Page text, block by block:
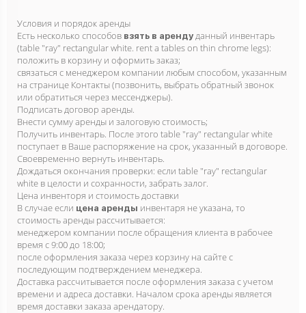
Условия и порядок аренды
Есть несколько способов взять в аренду данный инвентарь
(table "ray" rectangular white. rent a tables on thin chrome legs):
положить в корзину и оформить заказ;
связаться с менеджером компании любым способом, указанным
на странице Контакты (позвонить, выбрать обратный звонок
или обратиться через мессенджеры).
Подписать договор аренды.
Внести сумму аренды и залоговую стоимость;
Получить инвентарь. После этого table "ray" rectangular white
поступает в Ваше распоряжение на срок, указанный в договоре.
Своевременно вернуть инвентарь.
Дождаться окончания проверки: если table "ray" rectangular
white в целости и сохранности, забрать залог.
Цена инвенторя и стоимость доставки
В случае если цена аренды инвентаря не указана, то
стоимость аренды рассчитывается:
менеджером компании после обращения клиента в рабочее
время с 9:00 до 18:00;
после оформления заказа через корзину на сайте с
последующим подтверждением менеджера.
Доставка рассчитывается после оформления заказа с учетом
времени и адреса доставки. Началом срока аренды является
время доставки заказа арендатору.